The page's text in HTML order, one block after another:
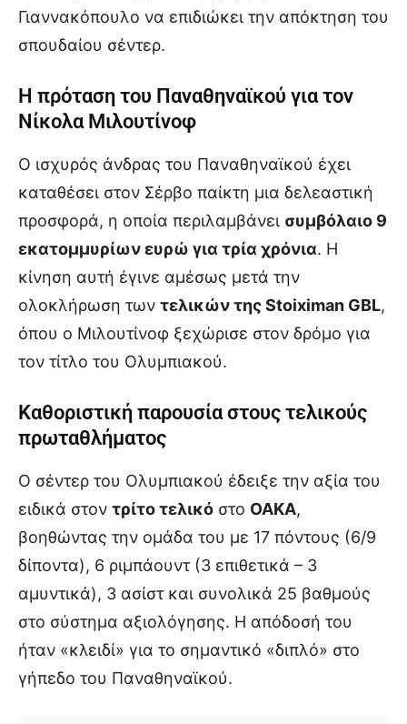
Γιαννακόπουλο να επιδιώκει την απόκτηση του
σπουδαίου σέντερ.
Η πρόταση του Παναθηναϊκού για τον
Νίκολα Μιλουτίνοφ
Ο ισχυρός άνδρας του Παναθηναϊκού έχει
καταθέσει στον Σέρβο παίκτη μια δελεαστική
προσφορά, η οποία περιλαμβάνει συμβόλαιο 9
εκατομμυρίων ευρώ για τρία χρόνια. Η
κίνηση αυτή έγινε αμέσως μετά την
ολοκλήρωση των τελικών της Stoiximan GBL,
όπου ο Μιλουτίνοφ ξεχώρισε στον δρόμο για
τον τίτλο του Ολυμπιακού.
Καθοριστική παρουσία στους τελικούς
πρωταθλήματος
Ο σέντερ του Ολυμπιακού έδειξε την αξία του
ειδικά στον τρίτο τελικό στο ΟΑΚΑ,
βοηθώντας την ομάδα του με 17 πόντους (6/9
δίποντα), 6 ριμπάουντ (3 επιθετικά – 3
αμυντικά), 3 ασίστ και συνολικά 25 βαθμούς
στο σύστημα αξιολόγησης. Η απόδοσή του
ήταν «κλειδί» για το σημαντικό «διπλό» στο
γήπεδο του Παναθηναϊκού.